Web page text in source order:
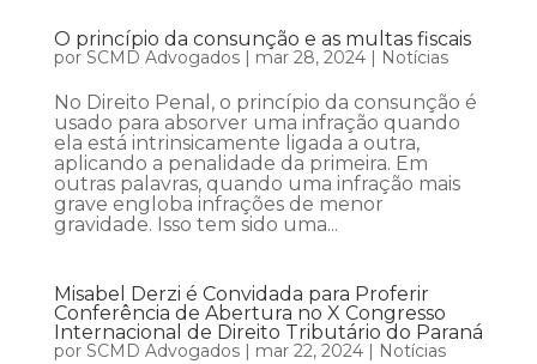
O princípio da consunção e as multas fiscais
por SCMD Advogados| mar 28, 2024| Notícias
No Direito Penal, o princípio da consunção é
usado para absorver uma infração quando
ela está intrinsicamente ligada a outra,
aplicando a penalidade da primeira. Em
outras palavras, quando uma infração mais
grave engloba infrações de menor
gravidade. Isso tem sido uma...
Misabel Derzi é Convidada para Proferir
Conferência de Abertura no X Congresso
Internacional de Direito Tributário do Paraná
por SCMD Advogados| mar 22, 2024| Notícias